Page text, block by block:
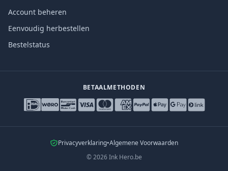
Account beheren
Eenvoudig herbestellen
Bestelstatus
BETAALMETHODEN
Privacyverklaring•Algemene Voorwaarden
©2026 Ink Hero.be